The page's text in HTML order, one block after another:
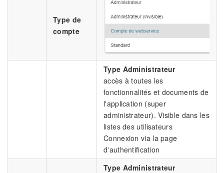
Type de
compte
Type Administrateur
accès à toutes les
fonctionnalités et documents de
l'application (super
administrateur). Visible dans les
listes des utilisateurs
Connexion via la page
d'authentification
Type Administrateur